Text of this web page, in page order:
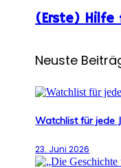
(Erste) Hilfe
Neuste
Watchlist für jede
23. Juni 2026